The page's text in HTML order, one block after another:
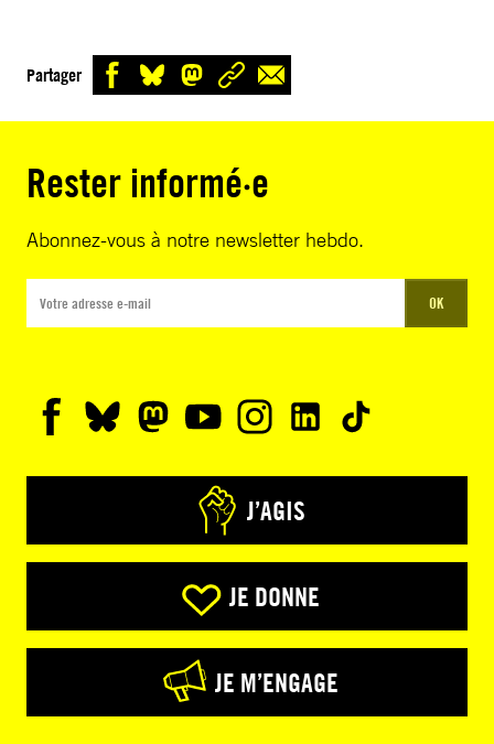
Partager
Rester informé·e
Abonnez-vous à notre newsletter hebdo.
OK
J’AGIS
JE DONNE
JE M’ENGAGE